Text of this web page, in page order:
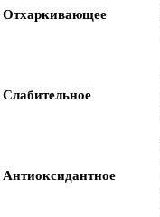
Отхаркивающее
Слабительное
Антиоксидантное